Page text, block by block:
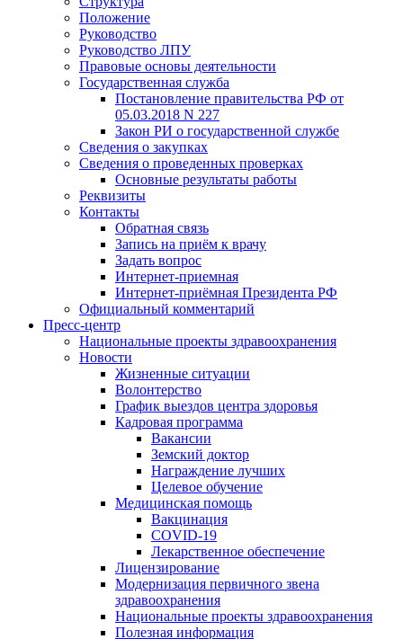
Положение
Руководство
Руководство ЛПУ
Правовые основы деятельности
Государственная служба
Постановление правительства РФ от
05.03.2018 N 227
Закон РИ о государственной службе
Сведения о закупках
Сведения о проведенных проверках
Основные результаты работы
Реквизиты
Контакты
Обратная связь
Запись на приём к врачу
Задать вопрос
Интернет-приемная
Интернет-приёмная Президента РФ
Официальный комментарий
Пресс-центр
Национальные проекты здравоохранения
Новости
Жизненные ситуации
Волонтерство
График выездов центра здоровья
Кадровая программа
Вакансии
Земский доктор
Награждение лучших
Целевое обучение
Медицинская помощь
Вакцинация
COVID-19
Лекарственное обеспечение
Лицензирование
Модернизация первичного звена
здравоохранения
Национальные проекты здравоохранения
Полезная информация